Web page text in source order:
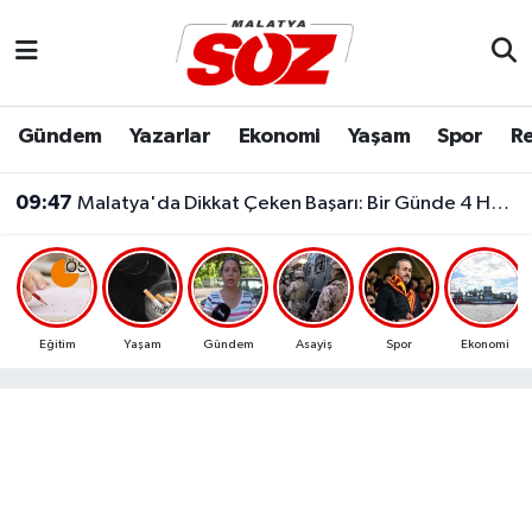
Gündem Yazarlar Ekonomi Yaşam Spor
09:47 Malatya'da Dikkat Çeken Başarı: Bir Günde 4 Hayata Dokunan Operasyon
09:30 Arsenal'den Kenan Yıldız İçin 100 Milyon Euroluk Hamle
Eğitim Yaşam Gündem Asayiş Spor Ekonomi
Dünya
Eğitim
Ekonomi
Malatya Nöbetçi Eczaneler
Malatya Namaz Vakitleri
Malatya Trafik Yoğunluk Haritası
Süper Lig Puan Durumu ve Fikstür